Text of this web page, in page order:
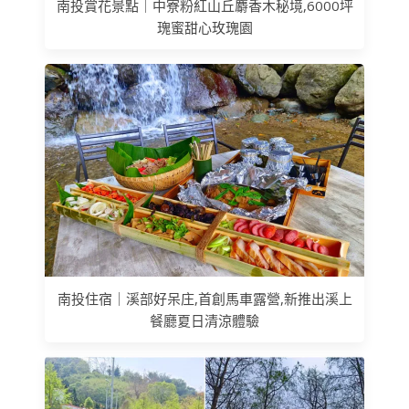
南投賞花景點｜中寮粉紅山丘麝香木秘境,6000坪
瑰蜜甜心玫瑰園
南投住宿｜溪部好呆庄,首創馬車露營,新推出溪上
餐廳夏日清涼體驗